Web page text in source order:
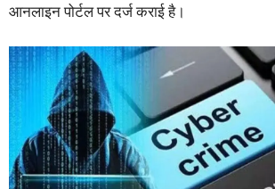
आनलाइन पोर्टल पर दर्ज कराई है।